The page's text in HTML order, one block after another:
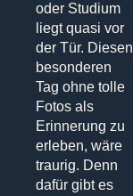
oder Studium
liegt quasi vor
der Tür. Diesen
besonderen
Tag ohne tolle
Fotos als
Erinnerung zu
erleben, wäre
traurig. Denn
dafür gibt es